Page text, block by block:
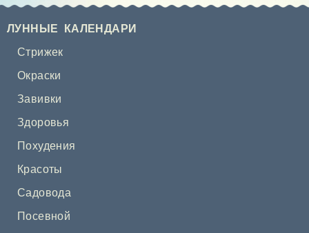
ЛУННЫЕ КАЛЕНДАРИ
Стрижек
Окраски
Завивки
Здоровья
Похудения
Красоты
Садовода
Посевной